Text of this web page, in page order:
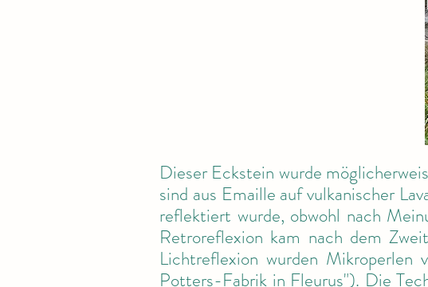
Dieser Eckstein wurde
sind aus Emaille auf vulkanischer
reflektiert wurde, obwohl nach
Retroreflexion kam nach dem
Lichtreflexion wurden Mikroperlen
Potters-Fabrik in Fleurus"). Die